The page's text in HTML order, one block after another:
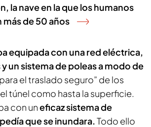
la nave en la que los humanos
más de 50 años
equipada con una red eléctrica,
un sistema de poleas a modo de
el traslado seguro” de los
túnel como hasta la superficie.
con uneficaz sistema de
que se inundara.Todo ello